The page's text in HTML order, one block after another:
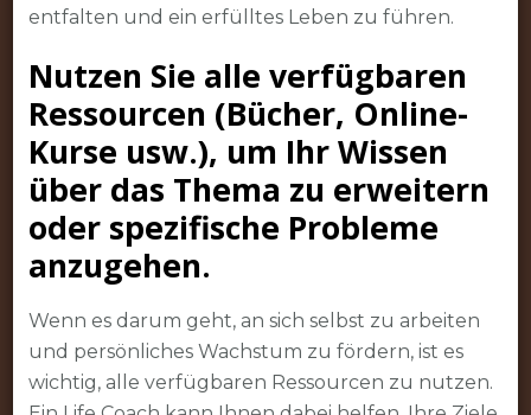
entfalten und ein erfülltes Leben zu führen.
Nutzen Sie alle verfügbaren
Ressourcen (Bücher, Online-
Kurse usw.), um Ihr Wissen
über das Thema zu erweitern
oder spezifische Probleme
anzugehen.
Wenn es darum geht, an sich selbst zu arbeiten
und persönliches Wachstum zu fördern, ist es
wichtig, alle verfügbaren Ressourcen zu nutzen.